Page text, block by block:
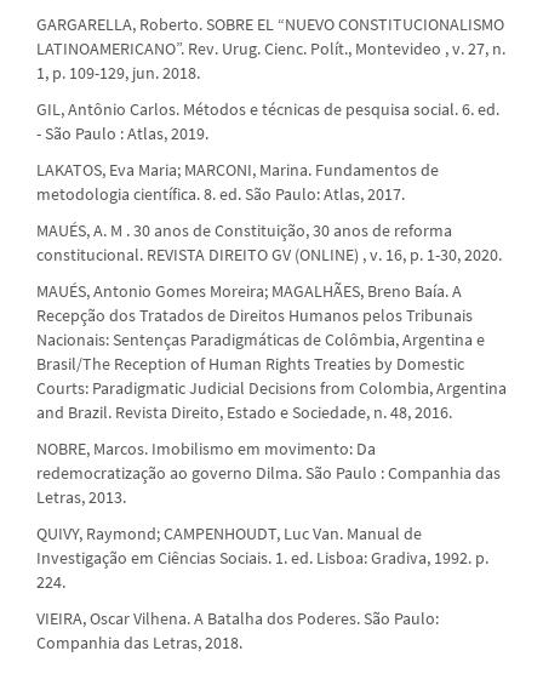
GARGARELLA, Roberto. SOBRE EL “NUEVO CONSTITUCIONALISMO
LATINOAMERICANO”. Rev. Urug. Cienc. Polít., Montevideo , v. 27, n.
1, p. 109-129, jun. 2018.
GIL, Antônio Carlos. Métodos e técnicas de pesquisa social. 6. ed.
- São Paulo : Atlas, 2019.
LAKATOS, Eva Maria; MARCONI, Marina. Fundamentos de
metodologia científica. 8. ed. São Paulo: Atlas, 2017.
MAUÉS, A. M . 30 anos de Constituição, 30 anos de reforma
constitucional. REVISTA DIREITO GV (ONLINE) , v. 16, p. 1-30, 2020.
MAUÉS, Antonio Gomes Moreira; MAGALHÃES, Breno Baía. A
Recepção dos Tratados de Direitos Humanos pelos Tribunais
Nacionais: Sentenças Paradigmáticas de Colômbia, Argentina e
Brasil/The Reception of Human Rights Treaties by Domestic
Courts: Paradigmatic Judicial Decisions from Colombia, Argentina
and Brazil. Revista Direito, Estado e Sociedade, n. 48, 2016.
NOBRE, Marcos. Imobilismo em movimento: Da
redemocratização ao governo Dilma. São Paulo : Companhia das
Letras, 2013.
QUIVY, Raymond; CAMPENHOUDT, Luc Van. Manual de
Investigação em Ciências Sociais. 1. ed. Lisboa: Gradiva, 1992. p.
224.
VIEIRA, Oscar Vilhena. A Batalha dos Poderes. São Paulo:
Companhia das Letras, 2018.